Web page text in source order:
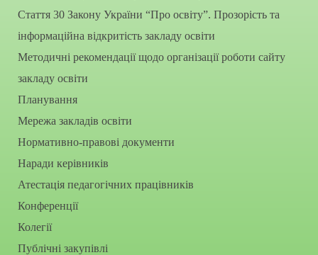
Стаття 30 Закону України “Про освіту”. Прозорість та
інформаційна відкритість закладу освіти
Методичні рекомендації щодо організації роботи сайту
закладу освіти
Планування
Мережа закладів освіти
Нормативно-правові документи
Наради керівників
Атестація педагогічних працівників
Конференції
Колегії
Публічні закупівлі